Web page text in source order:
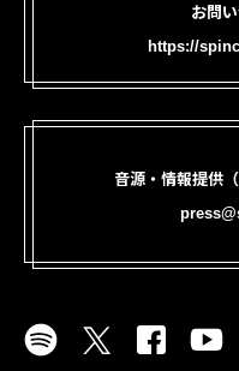
お問
https://
音源・情報提供